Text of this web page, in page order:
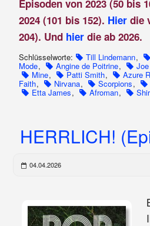
Episoden von 2023 (50 bis
2024 (101 bis 152). Hier die
204). Und hier die ab 2026.
Schlüsselworte: Till Lindemann,
Mode, Angine de Poitrine,
Mine, Patti Smith, Azure
Faith, Nirvana, Scorpions,
Etta James, Afroman,
HERRLICH!
04.04.2026